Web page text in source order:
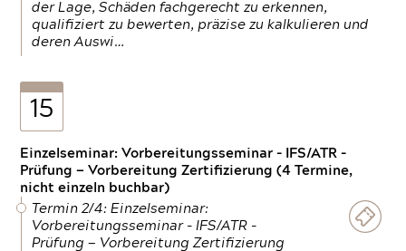
der Lage, Schäden fachgerecht zu erkennen,
qualifiziert zu bewerten, präzise zu kalkulieren und
deren Auswi…
15
Einzelseminar: Vorbereitungsseminar - IFS/ATR -
Prüfung — Vorbereitung Zertifizierung (4 Termine,
nicht einzeln buchbar)
Termin 2/4: Einzelseminar:
Vorbereitungsseminar - IFS/ATR -
Prüfung — Vorbereitung Zertifizierung